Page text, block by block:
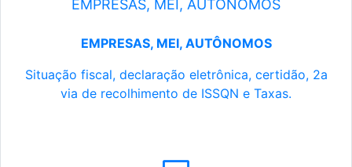
EMPRESAS, MEI, AUTÔNOMOS
EMPRESAS, MEI, AUTÔNOMOS
Situação fiscal, declaração eletrônica, certidão, 2a
via de recolhimento de ISSQN e Taxas.